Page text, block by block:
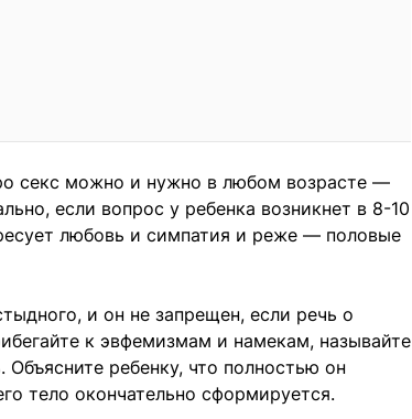
секс можно и нужно в лю­бом возрасте —
если вопрос у ребенка возникнет в 8-10
любовь и симпатия и реже — половые
и он не запрещен, если речь о
к эвфемизмам и намекам, называйте
ребенку, что полностью он
тело окончательно сформируется.